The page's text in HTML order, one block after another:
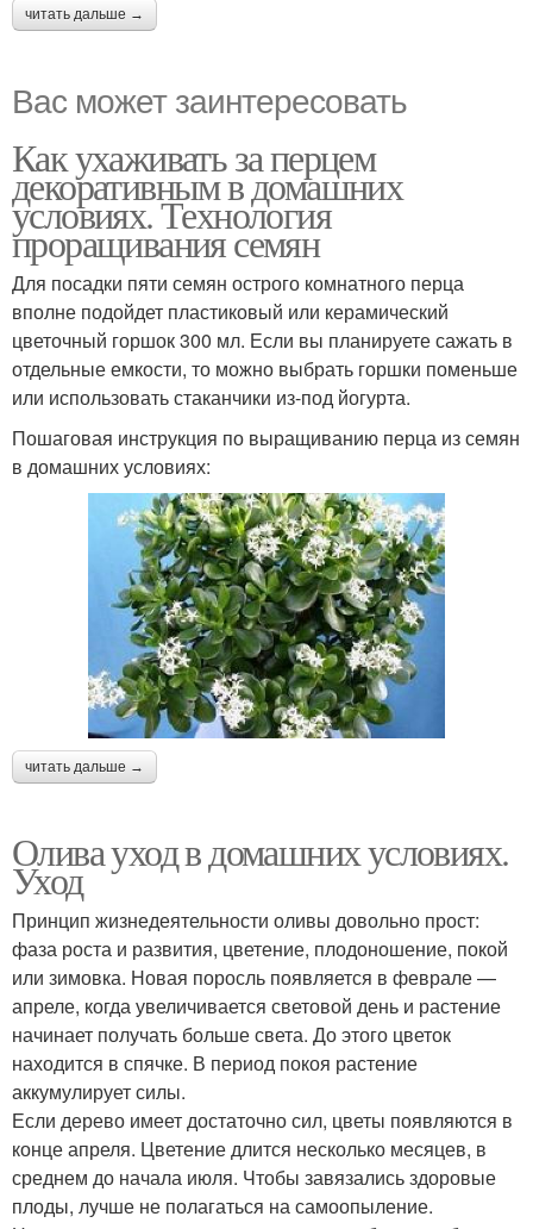
читать дальше →
Вас может заинтересовать
Как ухаживать за перцем
декоративным в домашних
условиях. Технология
проращивания семян
Для посадки пяти семян острого комнатного перца
вполне подойдет пластиковый или керамический
цветочный горшок 300 мл. Если вы планируете сажать в
отдельные емкости, то можно выбрать горшки поменьше
или использовать стаканчики из-под йогурта.
Пошаговая инструкция по выращиванию перца из семян
в домашних условиях:
читать дальше →
Олива уход в домашних условиях.
Уход
Принцип жизнедеятельности оливы довольно прост:
фаза роста и развития, цветение, плодоношение, покой
или зимовка. Новая поросль появляется в феврале —
апреле, когда увеличивается световой день и растение
начинает получать больше света. До этого цветок
находится в спячке. В период покоя растение
аккумулирует силы.
Если дерево имеет достаточно сил, цветы появляются в
конце апреля. Цветение длится несколько месяцев, в
среднем до начала июля. Чтобы завязались здоровые
плоды, лучше не полагаться на самоопыление.